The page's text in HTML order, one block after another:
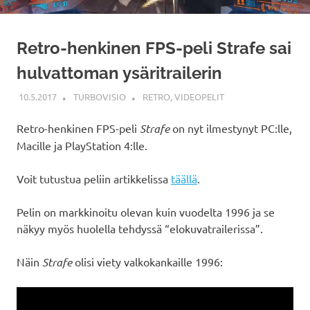
Retro-henkinen FPS-peli Strafe sai
hulvattoman ysäritrailerin
10.5.2017 TURBOVISIO RETRO,VIDEOPELIT
Retro-henkinen FPS-peli Strafeon nyt ilmestynyt PC:lle,
Macille ja PlayStation 4:lle.
Voit tutustua peliin artikkelissa täällä.
Pelin on markkinoitu olevan kuin vuodelta 1996 ja se
näkyy myös huolella tehdyssä “elokuvatrailerissa”.
Näin Strafeolisi viety valkokankaille 1996: